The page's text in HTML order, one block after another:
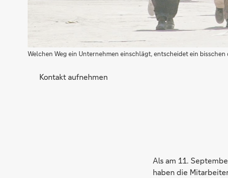
Welchen Weg ein Unternehmen einschlägt, entscheidet ein
Kontakt aufnehmen
Als am 11.
haben die